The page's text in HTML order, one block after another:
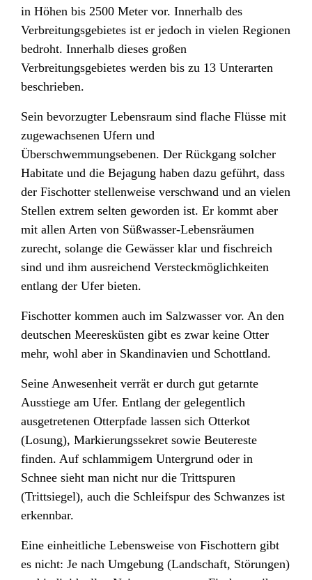
in Höhen bis 2500 Meter vor. Innerhalb des
Verbreitungsgebietes ist er jedoch in vielen Regionen
bedroht. Innerhalb dieses großen
Verbreitungsgebietes werden bis zu 13 Unterarten
beschrieben.
Sein bevorzugter Lebensraum sind flache Flüsse mit
zugewachsenen Ufern und
Überschwemmungsebenen. Der Rückgang solcher
Habitate und die Bejagung haben dazu geführt, dass
der Fischotter stellenweise verschwand und an vielen
Stellen extrem selten geworden ist. Er kommt aber
mit allen Arten von Süßwasser-Lebensräumen
zurecht, solange die Gewässer klar und fischreich
sind und ihm ausreichend Versteckmöglichkeiten
entlang der Ufer bieten.
Fischotter kommen auch im Salzwasser vor. An den
deutschen Meeresküsten gibt es zwar keine Otter
mehr, wohl aber in Skandinavien und Schottland.
Seine Anwesenheit verrät er durch gut getarnte
Ausstiege am Ufer. Entlang der gelegentlich
ausgetretenen Otterpfade lassen sich Otterkot
(Losung), Markierungssekret sowie Beutereste
finden. Auf schlammigem Untergrund oder in
Schnee sieht man nicht nur die Trittspuren
(Trittsiegel), auch die Schleifspur des Schwanzes ist
erkennbar.
Eine einheitliche Lebensweise von Fischottern gibt
es nicht: Je nach Umgebung (Landschaft, Störungen)